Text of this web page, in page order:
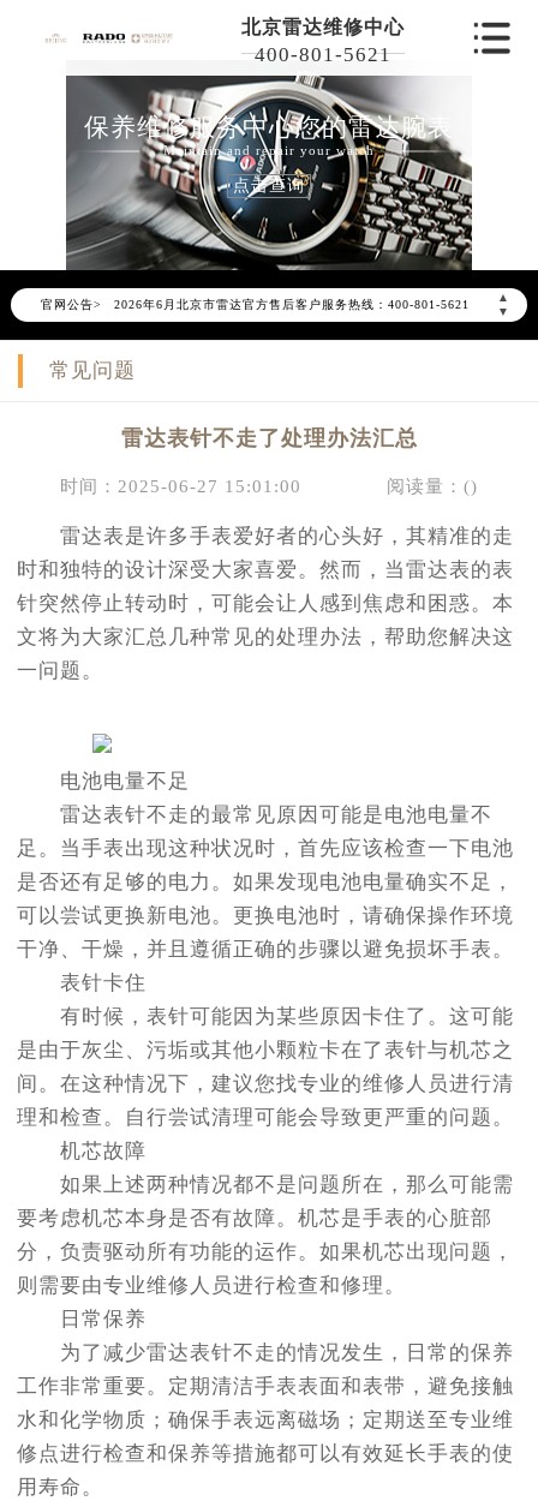
北京雷达维修中心
400-801-5621
保养维修服务中心您的雷达腕表
Maintain and repair your watch
点击查询
官网公告>
▲
▼
2026年6月雷达北京市售后服务网络优化升级公告
2026年6月北京市雷达官方售后客户服务热线：400-801-5621
2026年6月雷达售后服务中心最新网点地址：
常见问题
雷达表针不走了处理办法汇总
时间：2025-06-27 15:01:00 阅读量：()
雷达表是许多手表爱好者的心头好，其精准的走
时和独特的设计深受大家喜爱。然而，当雷达表的表
针突然停止转动时，可能会让人感到焦虑和困惑。本
文将为大家汇总几种常见的处理办法，帮助您解决这
一问题。
电池电量不足
雷达表针不走的最常见原因可能是电池电量不
足。当手表出现这种状况时，首先应该检查一下电池
是否还有足够的电力。如果发现电池电量确实不足，
可以尝试更换新电池。更换电池时，请确保操作环境
干净、干燥，并且遵循正确的步骤以避免损坏手表。
表针卡住
有时候，表针可能因为某些原因卡住了。这可能
是由于灰尘、污垢或其他小颗粒卡在了表针与机芯之
间。在这种情况下，建议您找专业的维修人员进行清
理和检查。自行尝试清理可能会导致更严重的问题。
机芯故障
如果上述两种情况都不是问题所在，那么可能需
要考虑机芯本身是否有故障。机芯是手表的心脏部
分，负责驱动所有功能的运作。如果机芯出现问题，
则需要由专业维修人员进行检查和修理。
日常保养
为了减少雷达表针不走的情况发生，日常的保养
工作非常重要。定期清洁手表表面和表带，避免接触
水和化学物质；确保手表远离磁场；定期送至专业维
修点进行检查和保养等措施都可以有效延长手表的使
用寿命。